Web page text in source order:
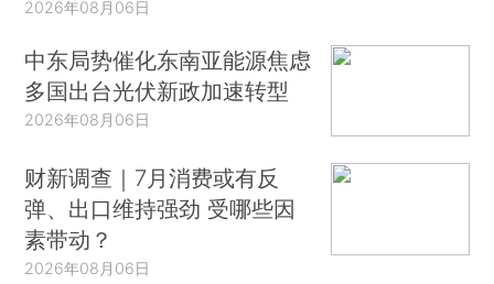
2026年08月06日
中东局势催化东南亚能源焦虑
多国出台光伏新政加速转型
2026年08月06日
财新调查｜7月消费或有反
弹、出口维持强劲 受哪些因
素带动？
2026年08月06日